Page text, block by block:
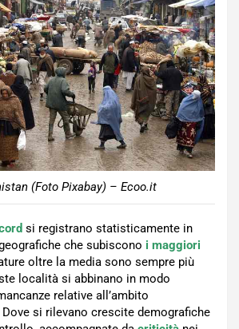
(Foto Pixabay) – Ecoo.it
si registrano statisticamente in
che subiscono i maggiori
oltre la media sono sempre più
località si abbinano in modo
relative all’ambito
si rilevano crescite demografiche